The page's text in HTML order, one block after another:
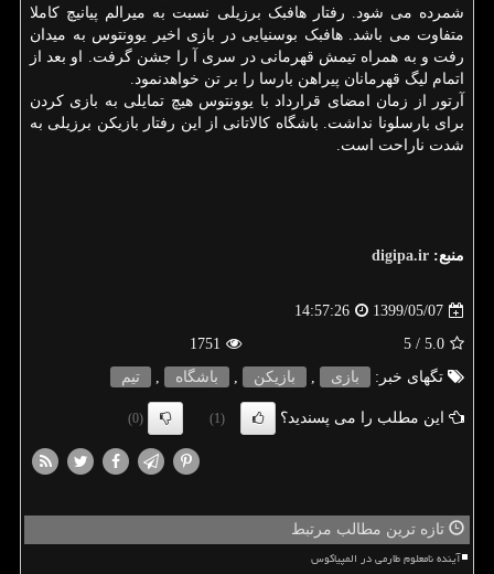
شمرده می شود. رفتار هافبک برزیلی نسبت به میرالم پیانیچ کاملا
متفاوت می باشد. هافبک بوسنیایی در بازی اخیر یوونتوس به میدان
رفت و به همراه تیمش قهرمانی در سری آ را جشن گرفت. او بعد از
اتمام لیگ قهرمانان پیراهن بارسا را بر تن خواهدنمود.
آرتور از زمان امضای قرارداد با یوونتوس هیچ تمایلی به بازی کردن
برای بارسلونا نداشت. باشگاه کالاتانی از این رفتار بازیکن برزیلی به
شدت ناراحت است.
منبع: digipa.ir
1399/05/07
14:57:26
5.0
/ 5
1751
تگهای خبر:
بازی , بازیكن , باشگاه , تیم
این مطلب را می پسندید؟ (1)
(0)
تازه ترین مطالب مرتبط
آینده نامعلوم طارمی در المپیاکوس